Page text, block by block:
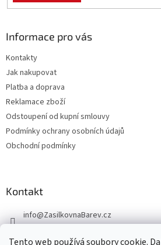
Tento web používá soubory cookie.
Informace pro vás
Kontakty
Jak nakupovat
Platba a doprava
Reklamace zboží
Odstoupení od kupní smlouvy
Podmínky ochrany osobních údajů
Obchodní podmínky
Kontakt
info@ZasilkovnaBarev.cz